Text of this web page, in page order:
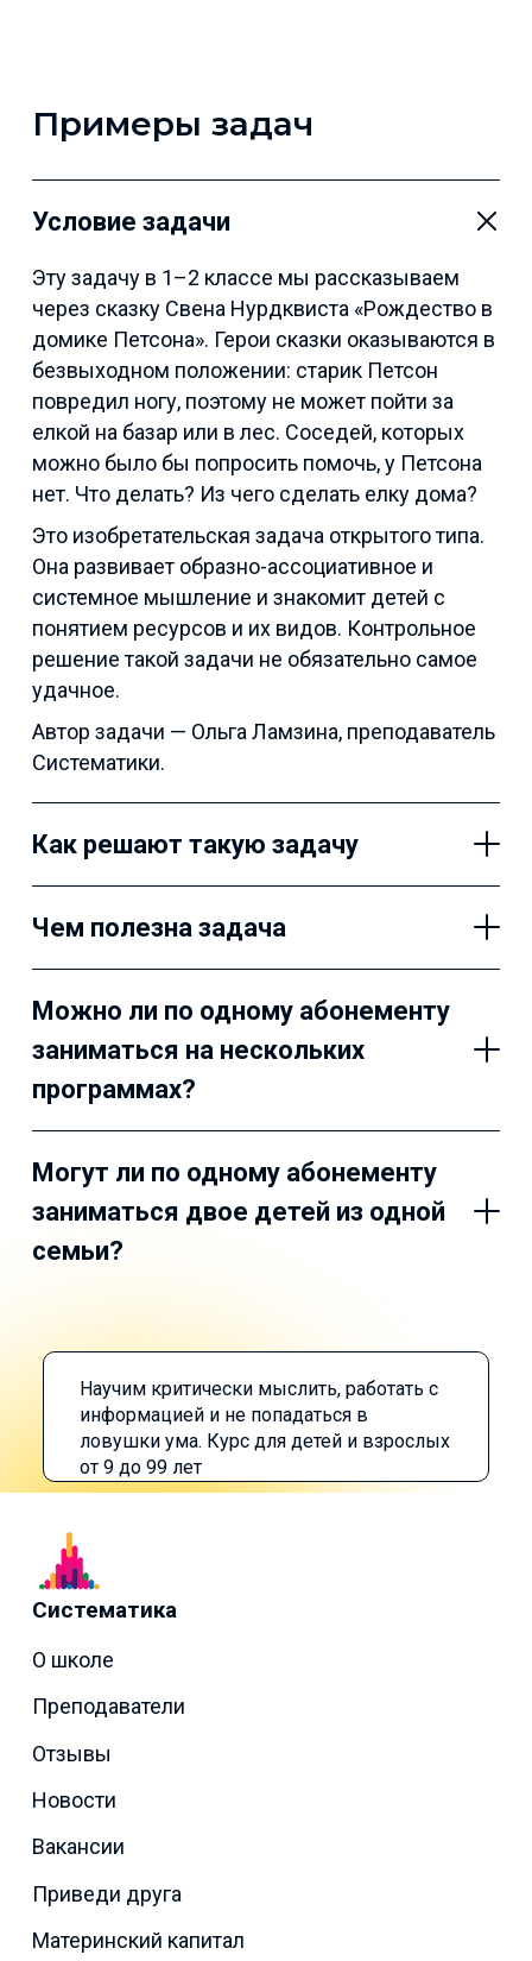
Примеры задач
Условие задачи
Эту задачу в 1–2 классе мы рассказываем
через сказку Свена Нурдквиста «Рождество в
домике Петсона». Герои сказки оказываются в
безвыходном положении: старик Петсон
повредил ногу, поэтому не может пойти за
елкой на базар или в лес. Соседей, которых
можно было бы попросить помочь, у Петсона
нет. Что делать? Из чего сделать елку дома?
Это изобретательская задача открытого типа.
Она развивает образно-ассоциативное и
системное мышление и знакомит детей с
понятием ресурсов и их видов. Контрольное
решение такой задачи не обязательно самое
удачное.
Автор задачи — Ольга Ламзина, преподаватель
Систематики.
Как решают такую задачу
Чем полезна задача
Можно ли по одному абонементу
заниматься на нескольких
программах?
Могут ли по одному абонементу
заниматься двое детей из одной
семьи?
Научим критически мыслить, работать с
информацией и не попадаться в
ловушки ума. Курс для детей и взрослых
от 9 до 99 лет
Систематика
О школе
Преподаватели
Отзывы
Новости
Вакансии
Приведи друга
Материнский капитал